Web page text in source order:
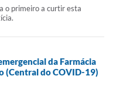
o primeiro a curtir esta
da Farmácia
(Central do COVID-19)